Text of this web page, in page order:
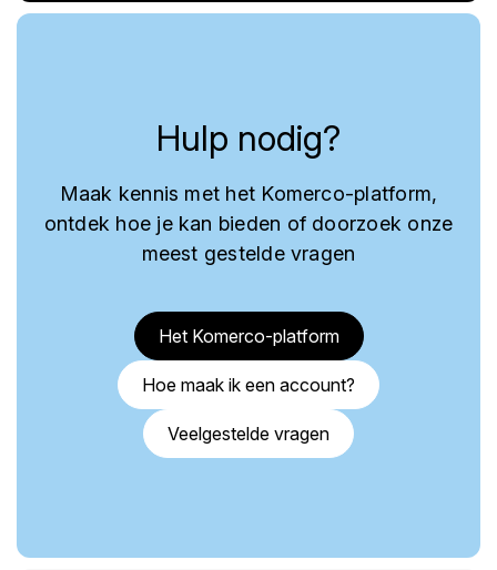
Hulp nodig?
Maak kennis met het Komerco-platform,
ontdek hoe je kan bieden of doorzoek onze
meest gestelde vragen
Het Komerco-platform
Hoe maak ik een account?
Veelgestelde vragen